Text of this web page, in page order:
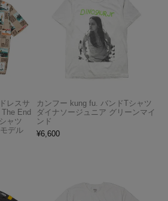
レスサ
End
ャツ
デル
カンフー kung fu. バンドTシャツ
ダイナソージュニア グリーンマイ
ンド
¥6,600